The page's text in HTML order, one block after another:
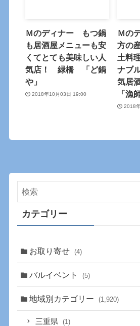
Ｍのディナー もつ鍋
も居酒屋メニューも安
くてとても美味しい人
気店！ 緑橋 「ど鍋
や」
2018年10月03日 19:00
Ｍの
方の
土料
ナブ
気居
「漁
2018
カテゴリー
お取り寄せ (4)
バルイベント (5)
地域別カテゴリー (1,920)
三重県 (1)